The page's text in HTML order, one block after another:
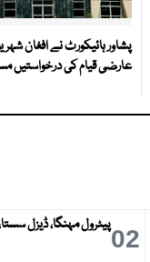
پشاور ہائیکورٹ نے افغان
عارضی قیام کی درخواستیں
02پیٹرول مہنگا، ڈیزل